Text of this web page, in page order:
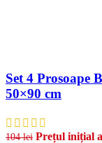
Set 4 Prosoape
50×90 cm
104lei Prețul inițial